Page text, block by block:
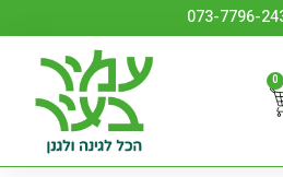
073-7796-
0